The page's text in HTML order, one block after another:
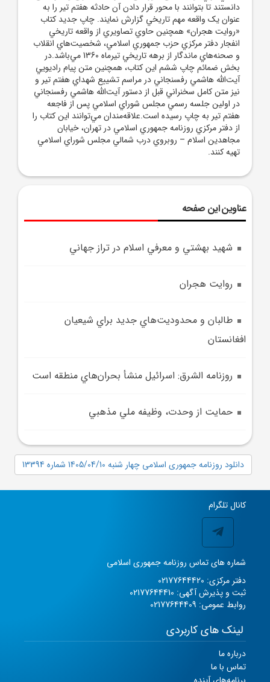
دانستند تا بتوانند با محور قرار دادن آن حادثه هفتم تير را به
عنوان يک واقعه مهم تاريخي گزارش نمايند. چاپ جديد کتاب
«روايت هجران» همچنين حاوي تصاويري از واقعه تاريخي
انفجار دفتر مرکزي حزب جمهوري اسلامي، شخصيت‌هاي انقلاب
و صحنه‌هاي ماندگار از برهه‌ تاريخي تيرماه 1360 مي‌باشد.در
بخش ضمائم چاپ ششم اين کتاب، همچنين متن پيام راديويي
آيت‌الله هاشمي رفسنجاني در مراسم تشييع شهداي هفتم تير و
نيز متن کامل سخنراني قبل از دستور آيت‌الله هاشمي رفسنجاني
در اولين جلسه رسمي مجلس شوراي اسلامي پس از فاجعه
هفتم تير به چاپ رسيده است.علاقه‌مندان مي‌توانند اين کتاب را
از دفتر مرکزي روزنامه جمهوري اسلامي در تهران، خيابان
مجاهدين اسلام – روبروي درب شمالي مجلس شوراي اسلامي
تهيه کنند.
عناوین این صفحه
شهيد بهشتي و معرفي اسلام در تراز جهاني
روايت هجران
طالبان و محدوديت‌هاي جديد براي شيعيان
افغانستان
روزنامه الشرق: اسرائيل منشأ بحران‌هاي منطقه است
حمايت از وحدت، وظيفه ملي مذهبي
دانلود روزنامه جمهوری اسلامی چهار شنبه 1405/04/10 شماره 13394
کانال تلگرام
شماره های تماس روزنامه جمهوری اسلامی
دفتر مرکزی: 02177644420
ثبت و پذیرش آگهی: 02177644410
روابط عمومی: 02177644409
لینک های کاربردی
درباره ما
تماس با ما